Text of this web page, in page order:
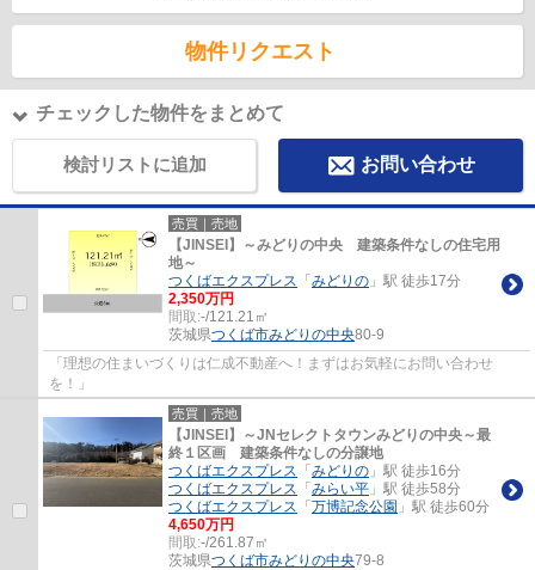
物件リクエスト
チェックした物件をまとめて
検討リストに追加 お問い合わせ
売買｜売地
【JINSEI】～みどりの中央 建築条件なしの住宅用
地～
つくばエクスプレス 「 みどりの 」駅 徒歩17分
2,350万円
間取:-/121.21㎡
茨城県つくば市みどりの中央80-9
「理想の住まいづくりは仁成不動産へ！まずはお気軽にお問い合わせ
を！」
売買｜売地
【JINSEI】～JNセレクトタウンみどりの中央～最
終１区画 建築条件なしの分譲地
つくばエクスプレス 「 みどりの 」駅 徒歩16分
つくばエクスプレス 「 みらい平 」駅 徒歩58分
つくばエクスプレス 「 万博記念公園 」駅 徒歩60分
4,650万円
間取:-/261.87㎡
茨城県つくば市みどりの中央79-8